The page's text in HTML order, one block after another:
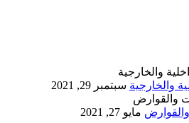
سبتمبر 29, 2021
مايو 27, 2021